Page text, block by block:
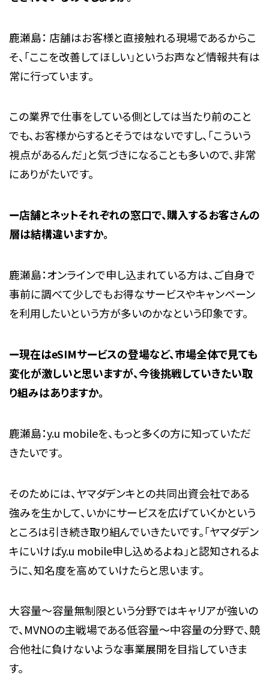
鹿瀬島： 店舗はお客様と直接触れる現場であるからこ
そ、「ここを改善してほしい」というお声など情報共有は
常に行っています。
この業界で仕事をしている側としては当たり前のこと
でも、お客様からするとそうではないですし、「こういう
視点があるんだ」と気づきになることも多いので、非常
にありがたいです。
ー店舗とネットそれぞれの窓口で、購入するお客さんの
層は結構違いますか。
鹿瀬島：オンラインで申し込まれている方は、ご自身で
事前に調べて少しでもお得なサービスやキャンペーン
を利用したいという方が多いのかなという印象です。
ー現在はeSIMサービスの登場など、市場全体で見ても
変化が激しいと思いますが、今後挑戦していきたい取
り組みはありますか。
鹿瀬島：y.u mobileを、もっと多くの方に知っていただ
きたいです。
そのためには、ヤマダデンキとの共同出資会社である
強みを生かして、いかにサービスを広げていくかという
ところは引き続き取り組んでいきたいです。「ヤマダデン
キにいけばy.u mobile申し込めるよね」と認知されるよ
うに、知名度を高めていけたらと思います。
大容量～容量無制限という分野ではキャリアが強いの
で、MVNOの主戦場である低容量～中容量の分野で、競
合他社に負けないような事業展開を目指していきま
す。